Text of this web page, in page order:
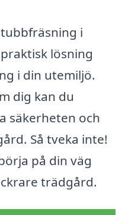
i
lösning
i din utemiljö.
dig kan du
säkerheten och
Så tveka inte!
på din väg
trädgård.